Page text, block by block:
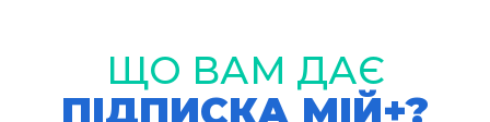
ЩО ВАМ ДАЄ
ПІДПИСКА МІЙ+?